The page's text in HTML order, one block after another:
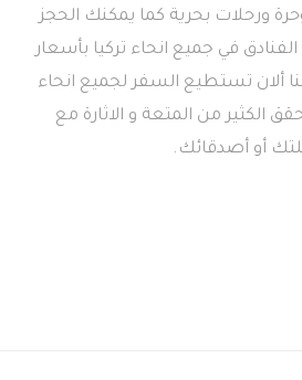
ورحلات بحرية كما يمكنك الحجز
في جميع انحاء تركيا بأسعار
ألان تستطيع السفر لجميع انحاء
الكثير من المتعة و الاثارة مع
أو أصدقائك.